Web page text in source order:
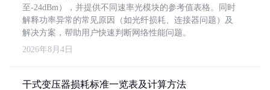
至-24dBm），并提供不同速率光模块的参考值表格。同时
解释功率异常的常见原因（如光纤损耗、连接器问题）及
解决方案，帮助用户快速判断网络性能问题。
2026年8月4日
干式变压器损耗标准一览表及计算方法